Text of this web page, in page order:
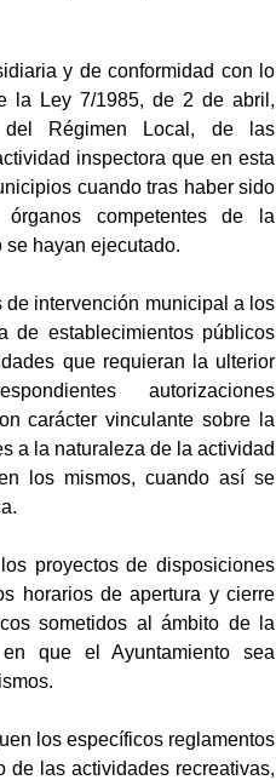
y de conformidad con lo
la Ley 7/1985, de 2 de abril,
Régimen Local, de las
inspectora que en esta
cuando tras haber sido
competentes de la
hayan ejecutado.
intervención municipal a los
de establecimientos públicos
que requieran la ulterior
autorizaciones
carácter vinculante sobre la
a la naturaleza de la actividad
los mismos, cuando así se
proyectos de disposiciones
horarios de apertura y cierre
sometidos al ámbito de la
que el Ayuntamiento sea
los específicos reglamentos
de las actividades recreativas,